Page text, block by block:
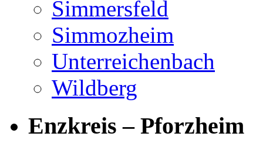
Simmersfeld
Simmozheim
Unterreichenbach
Wildberg
Enzkreis – Pforzheim